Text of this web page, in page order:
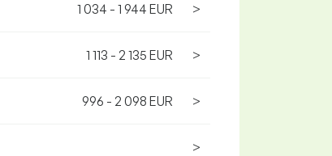
1 034 - 1 944 EUR >
1 113 - 2 135 EUR >
996 - 2 098 EUR >
>